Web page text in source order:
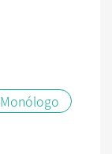
Monólogo